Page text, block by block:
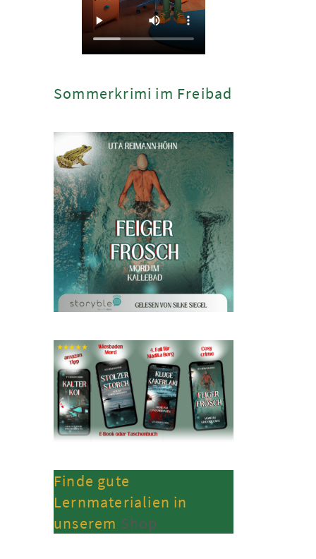
Sommerkrimi im Freibad
Finde gute
Lernmaterialien in
unserem Shop